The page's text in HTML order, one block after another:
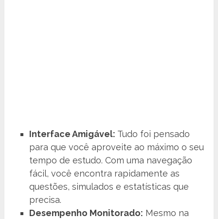
Interface Amigável: Tudo foi pensado
para que você aproveite ao máximo o seu
tempo de estudo. Com uma navegação
fácil, você encontra rapidamente as
questões, simulados e estatísticas que
precisa.
Desempenho Monitorado: Mesmo na